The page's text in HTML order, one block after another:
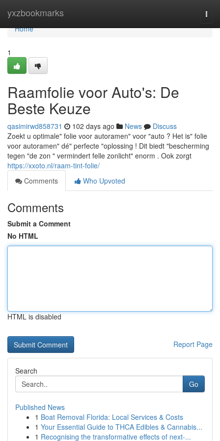
yxzbookmarks
Home
Home
1
Raamfolie voor Auto's: De
Beste Keuze
qasimirwd858731 102 days ago News
Discuss
Zoekt u optimale" folie voor autoramen" voor "auto ? Het is" folie
voor autoramen" dé" perfecte "oplossing ! Dit biedt "bescherming
tegen "de zon " vermindert felle zonlicht" enorm . Ook zorgt
https://xxoto.nl/raam-tint-folie/
Comments
Who Upvoted
Comments
Submit a Comment
No HTML
HTML is disabled
Report Page
Search
Go
Published News
1 Boat Removal Florida: Local Services & Costs
1 Your Essential Guide to THCA Edibles & Cannabis...
1 Recognising the transformative effects of next-...